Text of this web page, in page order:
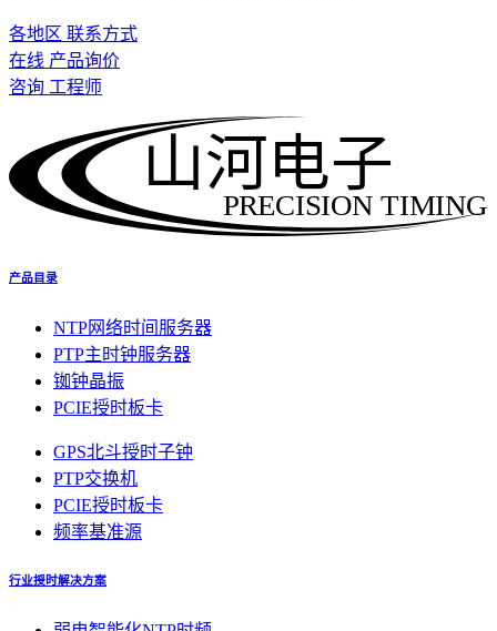
各地区 联系方式
在线 产品询价
咨询 工程师
PRECISION TIMING
山河电子
产品目录
NTP网络时间服务器
PTP主时钟服务器
铷钟晶振
PCIE授时板卡
GPS北斗授时子钟
PTP交换机
PCIE授时板卡
频率基准源
行业授时解决方案